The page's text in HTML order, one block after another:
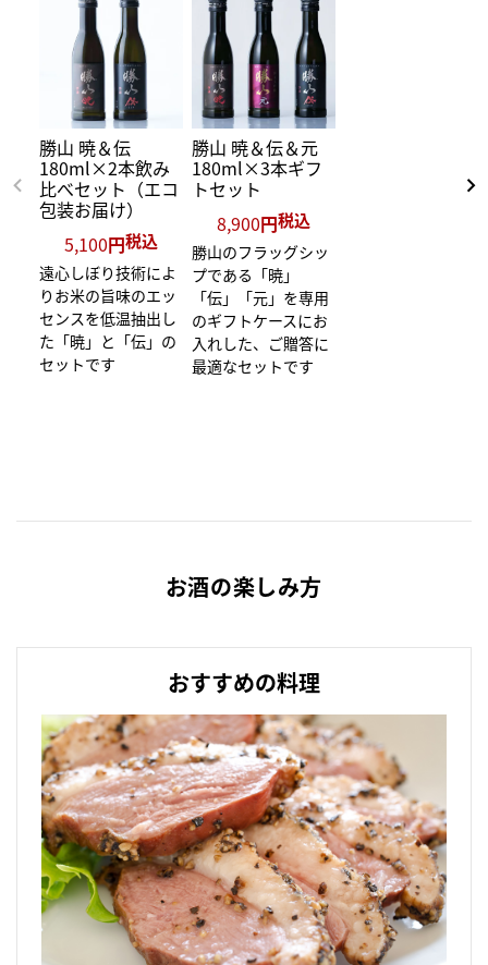
勝山 暁＆伝
180ml×2本飲み
比べセット（エコ
包装お届け）
5,100
税込
遠心しぼり技術によ
りお米の旨味のエッ
センスを低温抽出し
た「暁」と「伝」の
セットです
勝山 暁＆伝＆元
180ml×3本ギフ
トセット
8,900
税込
勝山のフラッグシッ
プである「暁」
「伝」「元」を専用
のギフトケースにお
入れした、ご贈答に
最適なセットです
お酒の楽しみ方
おすすめの料理